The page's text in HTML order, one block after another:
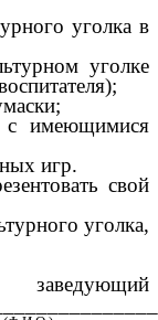
уголка в
уголке
имеющимися
игр.
свой
уголка,